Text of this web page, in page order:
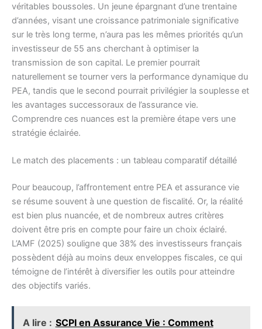
véritables boussoles. Un jeune épargnant d’une trentaine
d’années, visant une croissance patrimoniale significative
sur le très long terme, n’aura pas les mêmes priorités qu’un
investisseur de 55 ans cherchant à optimiser la
transmission de son capital. Le premier pourrait
naturellement se tourner vers la performance dynamique du
PEA, tandis que le second pourrait privilégier la souplesse et
les avantages successoraux de l’assurance vie.
Comprendre ces nuances est la première étape vers une
stratégie éclairée.
Le match des placements : un tableau comparatif détaillé
Pour beaucoup, l’affrontement entre PEA et assurance vie
se résume souvent à une question de fiscalité. Or, la réalité
est bien plus nuancée, et de nombreux autres critères
doivent être pris en compte pour faire un choix éclairé.
L’AMF (2025) souligne que 38% des investisseurs français
possèdent déjà au moins deux enveloppes fiscales, ce qui
témoigne de l’intérêt à diversifier les outils pour atteindre
des objectifs variés.
A lire : SCPI en Assurance Vie : Comment